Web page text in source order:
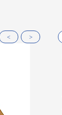
< >